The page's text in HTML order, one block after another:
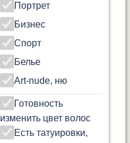
Портрет
Бизнес
Спорт
Белье
Art-nude, ню
Готовность
изменить цвет волос
Есть татуировки,